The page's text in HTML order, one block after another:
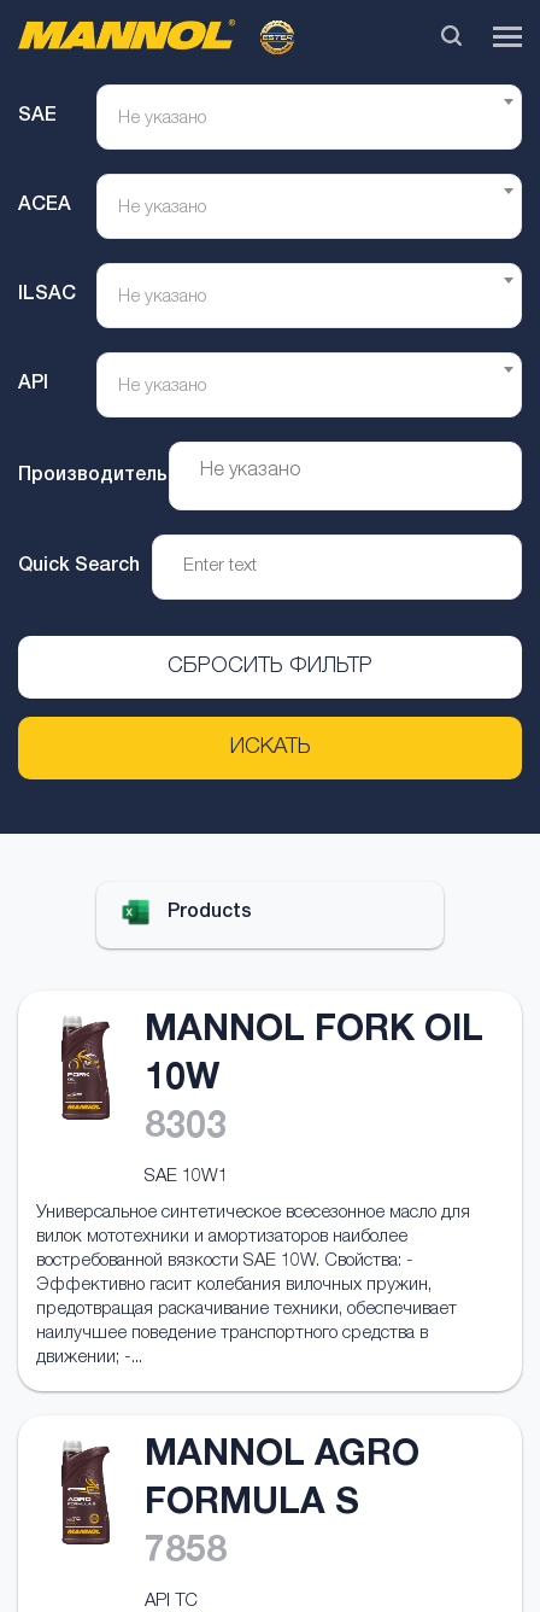
SAE Не указано
ACEA Не указано
ILSAC Не указано
API Не указано
Производитель
Quick Search
СБРОСИТЬ ФИЛЬТР
ИСКАТЬ
Products
MANNOL FORK OIL
10W
8303
SAE 10W1
Универсальное синтетическое всесезонное масло для
вилок мототехники и амортизаторов наиболее
востребованной вязкости SAE 10W. Свойства: -
Эффективно гасит колебания вилочных пружин,
предотвращая раскачивание техники, обеспечивает
наилучшее поведение транспортного средства в
движении; -...
MANNOL AGRO
FORMULA S
7858
API TC